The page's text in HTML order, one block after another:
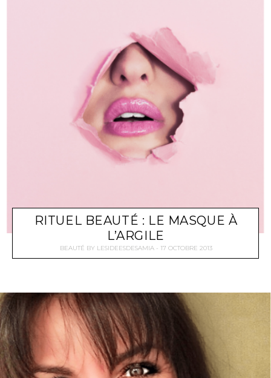
RITUEL BEAUTÉ : LE MASQUE À
L’ARGILE
BEAUTÉ BY LESIDEESDESAMIA 17 OCTOBRE 2013